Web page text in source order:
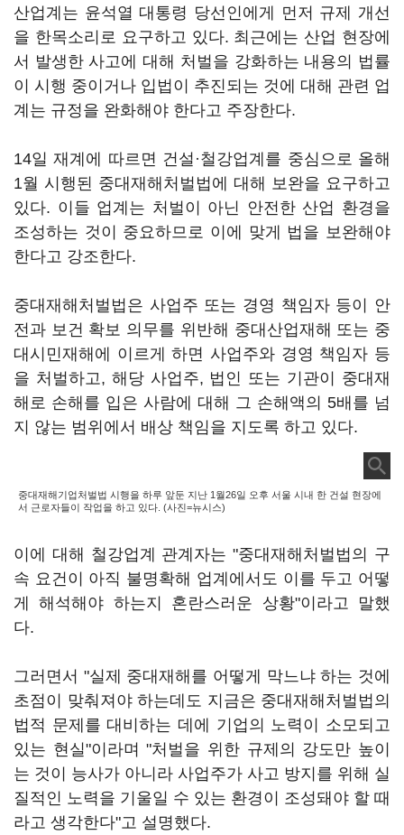
산업계는 윤석열 대통령 당선인에게 먼저 규제 개선
을 한목소리로 요구하고 있다. 최근에는 산업 현장에
서 발생한 사고에 대해 처벌을 강화하는 내용의 법률
이 시행 중이거나 입법이 추진되는 것에 대해 관련 업
계는 규정을 완화해야 한다고 주장한다.
14일 재계에 따르면 건설·철강업계를 중심으로 올해
1월 시행된 중대재해처벌법에 대해 보완을 요구하고
있다. 이들 업계는 처벌이 아닌 안전한 산업 환경을
조성하는 것이 중요하므로 이에 맞게 법을 보완해야
한다고 강조한다.
중대재해처벌법은 사업주 또는 경영 책임자 등이 안
전과 보건 확보 의무를 위반해 중대산업재해 또는 중
대시민재해에 이르게 하면 사업주와 경영 책임자 등
을 처벌하고, 해당 사업주, 법인 또는 기관이 중대재
해로 손해를 입은 사람에 대해 그 손해액의 5배를 넘
지 않는 범위에서 배상 책임을 지도록 하고 있다.
중대재해기업처벌법 시행을 하루 앞둔 지난 1월26일 오후 서울 시내 한 건설 현장에
서 근로자들이 작업을 하고 있다. (사진=뉴시스)
이에 대해 철강업계 관계자는 "중대재해처벌법의 구
속 요건이 아직 불명확해 업계에서도 이를 두고 어떻
게 해석해야 하는지 혼란스러운 상황"이라고 말했
다.
그러면서 "실제 중대재해를 어떻게 막느냐 하는 것에
초점이 맞춰져야 하는데도 지금은 중대재해처벌법의
법적 문제를 대비하는 데에 기업의 노력이 소모되고
있는 현실"이라며 "처벌을 위한 규제의 강도만 높이
는 것이 능사가 아니라 사업주가 사고 방지를 위해 실
질적인 노력을 기울일 수 있는 환경이 조성돼야 할 때
라고 생각한다"고 설명했다.